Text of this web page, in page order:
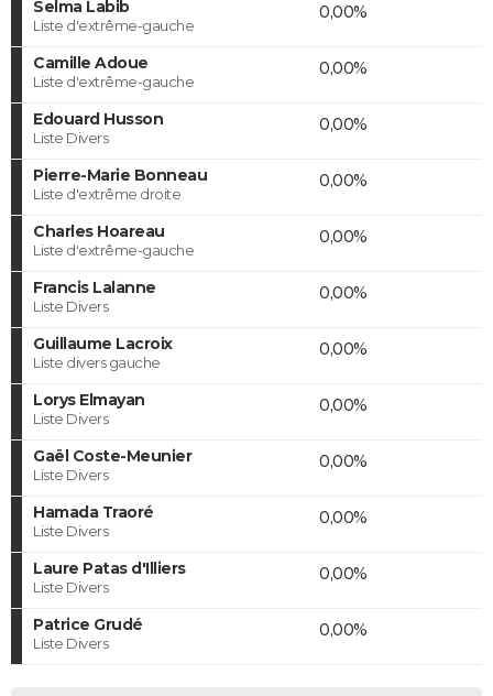
Selma Labib
Liste d'extrême-gauche
0,00%
Camille Adoue
Liste d'extrême-gauche
0,00%
Edouard Husson
Liste Divers
0,00%
Pierre-Marie Bonneau
Liste d'extrême droite
0,00%
Charles Hoareau
Liste d'extrême-gauche
0,00%
Francis Lalanne
Liste Divers
0,00%
Guillaume Lacroix
Liste divers gauche
0,00%
Lorys Elmayan
Liste Divers
0,00%
Gaël Coste-Meunier
Liste Divers
0,00%
Hamada Traoré
Liste Divers
0,00%
Laure Patas d'Illiers
Liste Divers
0,00%
Patrice Grudé
Liste Divers
0,00%